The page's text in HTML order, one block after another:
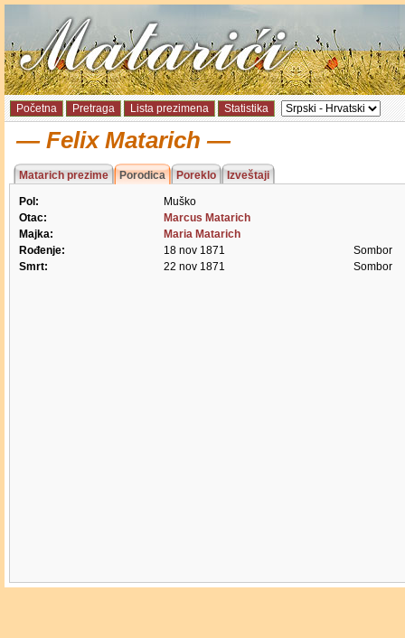
Početna Pretraga Lista prezimena Statistika
Felix Matarich
Matarich prezime Porodica Poreklo Izveštaji
Pol:
Muško
Otac:
Marcus Matarich
Majka:
Maria Matarich
Rođenje:
18 nov 1871
Sombor
Smrt:
22 nov 1871 Sombor